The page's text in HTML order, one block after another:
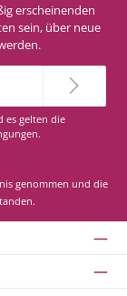
erscheinenden
sein, über neue
es gelten die
.
genommen und die